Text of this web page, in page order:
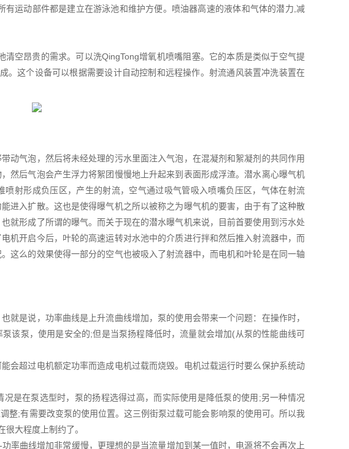
运动部件都是建立在游泳池和维护方便。喷油器高速的液体和气体的潜力,减
空昂贵的需求。可以洗QingTong增氧机喷嘴阻塞。它的本质是类似于空气提
。这个设备可以根据需要设计自动控制和远程操作。射流通风装置冲洗装置在
动气泡，然后将未经处理的污水里面注入气泡，在混凝剂和絮凝剂的共同作用
然后气泡会产生浮力将絮团慢慢地上升起来到表面形成浮渣。潜水离心曝气机
射形成负压区，产生的射流，空气通过吸气管吸入喷嘴负压区，气体在射流
进入扩散。这也是使得曝气机之所以被称之为曝气机的要害，由于有了这种散
就形成了所谓的曝气。而关于现在的潜水曝气机来说，目前首要使用到污水处
机开启今后，叶轮的高速运转对水池中的介质进行拌和然后推入射流器中，而
这么的效果使得一部分的空气也被吸入了射流器中，而电机和叶轮是在同一轴
就是说，功率曲线是上升流曲线增加，泵的使用会带来一个问题：在操作时，
该泵，使用是安全的;但是当泵扬程降低时，流量就会增加(从泵的性能曲线可
会超过电机额定功率而造成电机过载而烧毁。电机过载运行时要么保护系统动
是在泵选型时，泵的扬程选得过高，而实际使用是降低泵的使用;另一种情况
整;有需要改变泵的使用位置。这三例街泵过载可能会影响泵的使用可。所以我
大程度上制约了。
率曲线增加非常缓慢，更理想的是当流量增加到某一值时，电源将不会再次上